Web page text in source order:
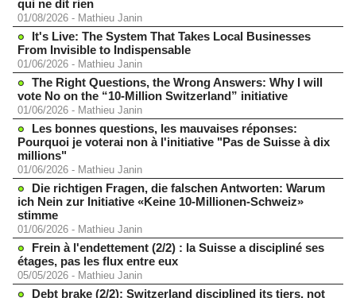
qui ne dit rien
01/08/2026 - Mathieu Janin
It's Live: The System That Takes Local Businesses
From Invisible to Indispensable
01/06/2026 - Mathieu Janin
The Right Questions, the Wrong Answers: Why I will
vote No on the “10-Million Switzerland” initiative
01/06/2026 - Mathieu Janin
Les bonnes questions, les mauvaises réponses:
Pourquoi je voterai non à l'initiative "Pas de Suisse à dix
millions"
01/06/2026 - Mathieu Janin
Die richtigen Fragen, die falschen Antworten: Warum
ich Nein zur Initiative «Keine 10-Millionen-Schweiz»
stimme
01/06/2026 - Mathieu Janin
Frein à l'endettement (2/2) : la Suisse a discipliné ses
étages, pas les flux entre eux
05/05/2026 - Mathieu Janin
Debt brake (2/2): Switzerland disciplined its tiers, not